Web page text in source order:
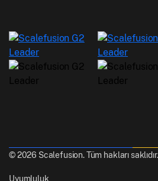
© 2026 Scalefusion. Tüm hakları saklıdır.
Uyumluluk